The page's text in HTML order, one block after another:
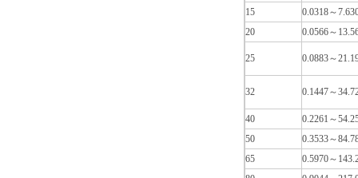
15
0.0318～
20
0.0566～
25 0.0883～
32 0.1447～
40
0.2261～
50
0.3533～
65
0.5970～